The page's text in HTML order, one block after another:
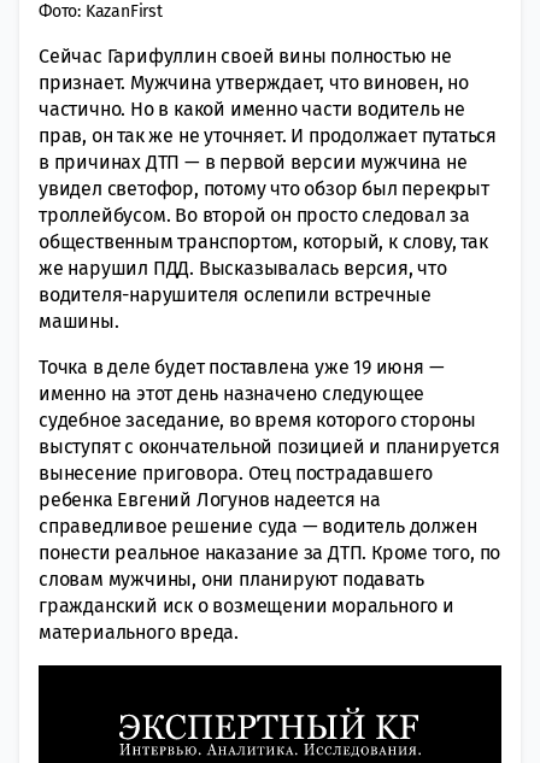
Фото: KazanFirst
Сейчас Гарифуллин своей вины полностью не
признает. Мужчина утверждает, что виновен, но
частично. Но в какой именно части водитель не
прав, он так же не уточняет. И продолжает путаться
в причинах ДТП — в первой версии мужчина не
увидел светофор, потому что обзор был перекрыт
троллейбусом. Во второй он просто следовал за
общественным транспортом, который, к слову, так
же нарушил ПДД. Высказывалась версия, что
водителя-нарушителя ослепили встречные
машины.
Точка в деле будет поставлена уже 19 июня —
именно на этот день назначено следующее
судебное заседание, во время которого стороны
выступят с окончательной позицией и планируется
вынесение приговора. Отец пострадавшего
ребенка Евгений Логунов надеется на
справедливое решение суда — водитель должен
понести реальное наказание за ДТП. Кроме того, по
словам мужчины, они планируют подавать
гражданский иск о возмещении морального и
материального вреда.